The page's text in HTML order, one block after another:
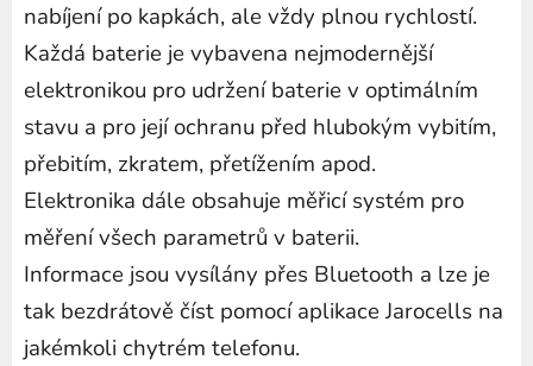
nabíjení po kapkách, ale vždy plnou rychlostí.
Každá baterie je vybavena nejmodernější
elektronikou pro udržení baterie v optimálním
stavu a pro její ochranu před hlubokým vybitím,
přebitím, zkratem, přetížením apod.
Elektronika dále obsahuje měřicí systém pro
měření všech parametrů v baterii.
Informace jsou vysílány přes Bluetooth a lze je
tak bezdrátově číst pomocí aplikace Jarocells na
jakémkoli chytrém telefonu.